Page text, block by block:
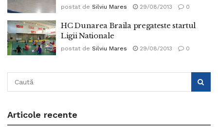
postat de Silviu Mares 29/08/2013 0
HC Dunarea Braila pregateste startul
Ligii Nationale
postat de Silviu Mares 29/08/2013 0
Articole recente